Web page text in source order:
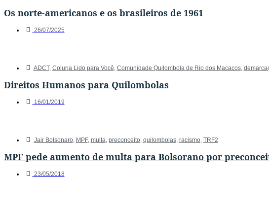
Os norte-americanos e os brasileiros de 1961
26/07/2025
ADCT, Coluna Lido para Você, Comunidade Quilombola de Rio dos Macacos,
Direitos Humanos para Quilombolas
16/01/2019
Jair Bolsonaro, MPF, multa, preconceito, quilombolas, racismo, TRF2
MPF pede aumento de multa para Bolsorano por
23/05/2018